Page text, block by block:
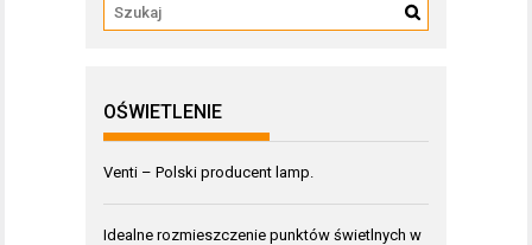
OŚWIETLENIE
Venti – Polski producent lamp.
Idealne rozmieszczenie punktów świetlnych w